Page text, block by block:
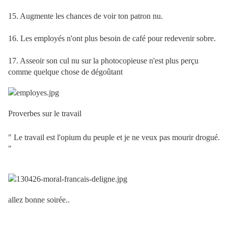
15. Augmente les chances de voir ton patron nu.
16. Les employés n'ont plus besoin de café pour redevenir sobre.
17. Asseoir son cul nu sur la photocopieuse n'est plus perçu
comme quelque chose de dégoûtant
Proverbes sur le travail
" Le travail est l'opium du peuple et je ne veux pas mourir drogué.
"
allez bonne soirée..